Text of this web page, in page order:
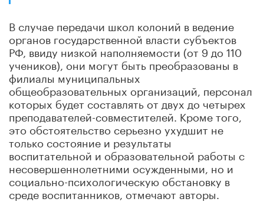
В случае передачи школ колоний в ведение
органов государственной власти субъектов
РФ, ввиду низкой наполняемости (от 9 до 110
учеников), они могут быть преобразованы в
филиалы муниципальных
общеобразовательных организаций, персонал
которых будет составлять от двух до четырех
преподавателей-совместителей. Кроме того,
это обстоятельство серьезно ухудшит не
только состояние и результаты
воспитательной и образовательной работы с
несовершеннолетними осужденными, но и
социально-психологическую обстановку в
среде воспитанников, отмечают авторы.